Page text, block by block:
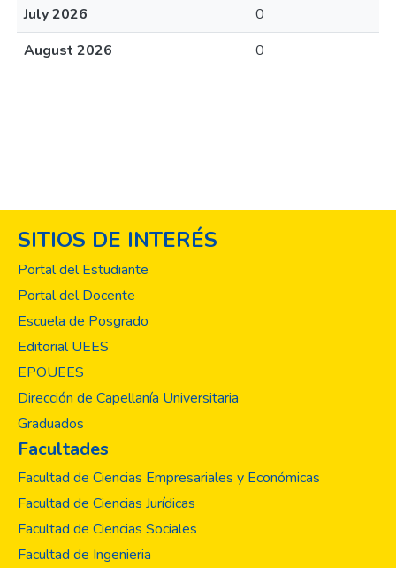
July 2026
0
August 2026
0
SITIOS DE INTERÉS
Portal del Estudiante
Portal del Docente
Escuela de Posgrado
Editorial UEES
EPOUEES
Dirección de Capellanía Universitaria
Graduados
Facultades
Facultad de Ciencias Empresariales y Económicas
Facultad de Ciencias Jurídicas
Facultad de Ciencias Sociales
Facultad de Ingenieria